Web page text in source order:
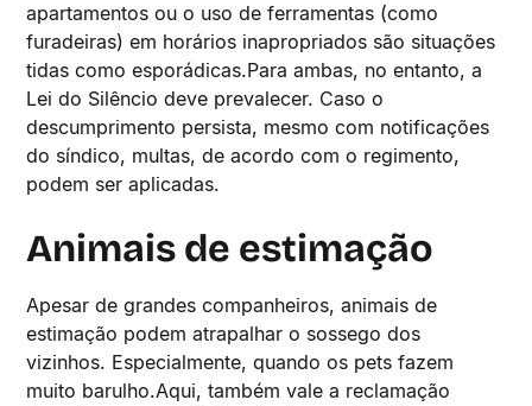
apartamentos ou o uso de ferramentas (como
furadeiras) em horários inapropriados são situações
tidas como esporádicas.Para ambas, no entanto, a
Lei do Silêncio deve prevalecer. Caso o
descumprimento persista, mesmo com notificações
do síndico, multas, de acordo com o regimento,
podem ser aplicadas.
Animais de estimação
Apesar de grandes companheiros, animais de
estimação podem atrapalhar o sossego dos
vizinhos. Especialmente, quando os pets fazem
muito barulho.Aqui, também vale a reclamação